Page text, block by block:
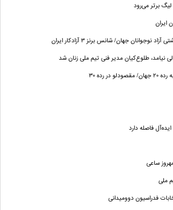
لیگ برتر می‌رود
ایران
جهان/ شانس برنز ۳ آزادکار ایران
لی نیامد، طلوع‌کیان مدیر فنی تیم ملی زنان شد
رده ۳۰
فاصله دارد
ساعی
ملی
فدراسیون دوومیدانی